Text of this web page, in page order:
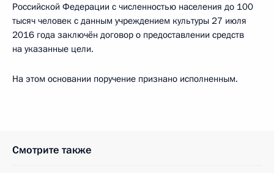
Российской Федерации с численностью населения до 100
тысяч человек с данным учреждением культуры 27 июля
2016 года заключён договор о предоставлении средств
на указанные цели.
На этом основании поручение признано исполненным.
Смотрите также